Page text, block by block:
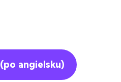
(po angielsku)